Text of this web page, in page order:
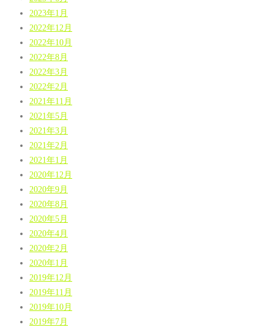
2023年1月
2022年12月
2022年10月
2022年8月
2022年3月
2022年2月
2021年11月
2021年5月
2021年3月
2021年2月
2021年1月
2020年12月
2020年9月
2020年8月
2020年5月
2020年4月
2020年2月
2020年1月
2019年12月
2019年11月
2019年10月
2019年7月